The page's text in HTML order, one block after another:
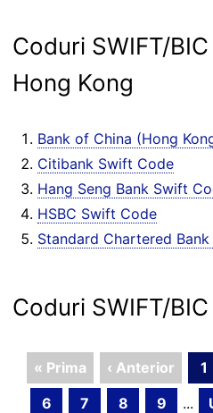
Coduri SWIFT/
Hong Kong
Bank of China (Hong
Citibank Swift Code
Hang Seng Bank Swift
HSBC Swift Code
Standard Chartered
Coduri SWIFT/
« Prima ‹ Anterior 1
6
7 8 9 ...